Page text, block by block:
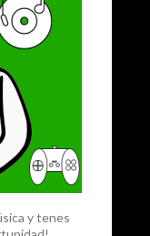
y tenes